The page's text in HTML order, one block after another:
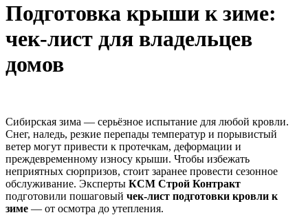
Подготовка крыши к зиме:
чек-лист для владельцев
домов
Сибирская зима — серьёзное испытание для любой кровли.
Снег, наледь, резкие перепады температур и порывистый
ветер могут привести к протечкам, деформации и
преждевременному износу крыши. Чтобы избежать
неприятных сюрпризов, стоит заранее провести сезонное
обслуживание. Эксперты КСМ Строй Контракт
подготовили пошаговый чек-лист подготовки кровли к
зиме — от осмотра до утепления.